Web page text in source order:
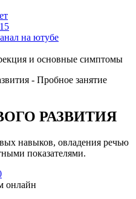
- Пробное занятие
РАЗВИТИЯ
навыков, овладения речью
показателями.